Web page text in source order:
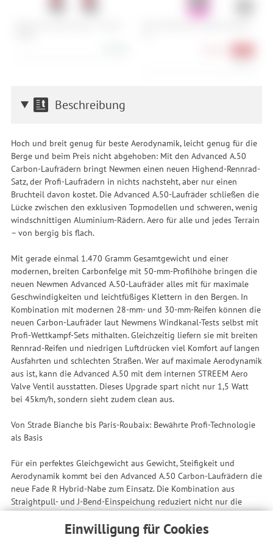
Einwilligung für Cookies
Beschreibung
Hoch und breit genug für beste Aerodynamik, leicht genug für die
Berge und beim Preis nicht abgehoben: Mit den Advanced A.50
Carbon-Laufrädern bringt Newmen einen neuen Highend-Rennrad-
Satz, der Profi-Laufrädern in nichts nachsteht, aber nur einen
Bruchteil davon kostet. Die Advanced A.50-Laufräder schließen die
Lücke zwischen den exklusiven Topmodellen und schweren, wenig
windschnittigen Aluminium-Rädern. Aero für alle und jedes Terrain
– von bergig bis flach.
Mit gerade einmal 1.470 Gramm Gesamtgewicht und einer
modernen, breiten Carbonfelge mit 50-mm-Profilhöhe bringen die
neuen Newmen Advanced A.50-Laufräder alles mit für maximale
Geschwindigkeiten und leichtfüßiges Klettern in den Bergen. In
Kombination mit modernen 28-mm- und 30-mm-Reifen können die
neuen Carbon-Laufräder laut Newmens Windkanal-Tests selbst mit
Profi-Wettkampf-Sets mithalten. Gleichzeitig liefern sie mit breiten
Rennrad-Reifen und niedrigen Luftdrücken viel Komfort auf langen
Ausfahrten und schlechten Straßen. Wer auf maximale Aerodynamik
aus ist, kann die Advanced A.50 mit dem internen STREEM Aero
Valve Ventil ausstatten. Dieses Upgrade spart nicht nur 1,5 Watt
bei 45km/h, sondern sieht zudem clean aus.
Von Strade Bianche bis Paris-Roubaix: Bewährte Profi-Technologie
als Basis
Für ein perfektes Gleichgewicht aus Gewicht, Steifigkeit und
Aerodynamik kommt bei den Advanced A.50 Carbon-Laufrädern die
neue Fade R Hybrid-Nabe zum Einsatz. Die Kombination aus
Straightpull- und J-Bend-Einspeichung reduziert nicht nur die
Speichenanzahl und ist aero-optimiert, sondern bietet auch
genügend Seitensteifigkeit für präzises Handling. Im Inneren der
Fade R Hybrid-Naben kommt dieselbe, langlebige Technologie zum